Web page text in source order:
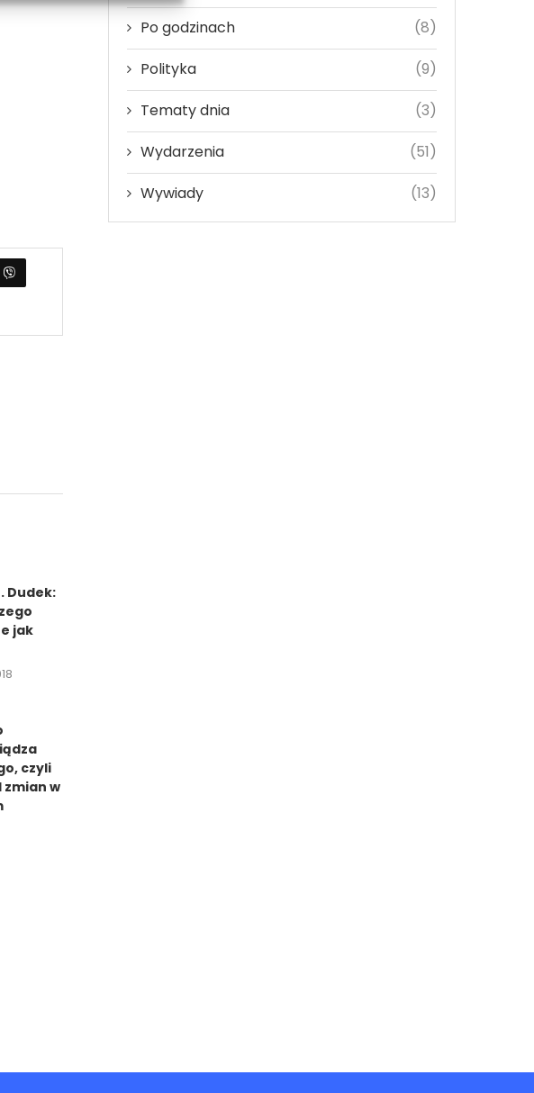
Dudek:
jak
czyli
w
Po godzinach
(8)
Polityka
(9)
Tematy dnia
(3)
Wydarzenia
(51)
Wywiady
(13)